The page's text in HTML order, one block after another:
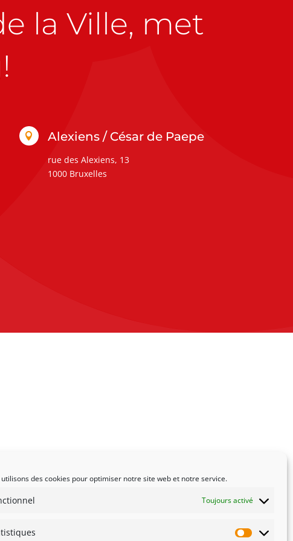
utilisons des cookies pour optimiser notre site web et notre service.
Toujours activé
la Ville, met
 Alexiens / César de Paepe
rue des Alexiens, 13
1000 Bruxelles